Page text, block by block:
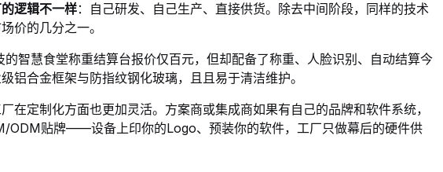
逻辑不一样：自己研发、自己生产、直接供货。除去中间阶段，同样的技术
价的几分之一。
智慧食堂称重结算台报价仅百元，但却配备了称重、人脸识别、自动结算今
铝合金框架与防指纹钢化玻璃，且且易于清洁维护。
在定制化方面也更加灵活。方案商或集成商如果有自己的品牌和软件系统，
ODM贴牌——设备上印你的Logo、预装你的软件，工厂只做幕后的硬件供